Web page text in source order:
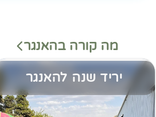
מה קורה בהאנגר
יריד שנה להאנגר